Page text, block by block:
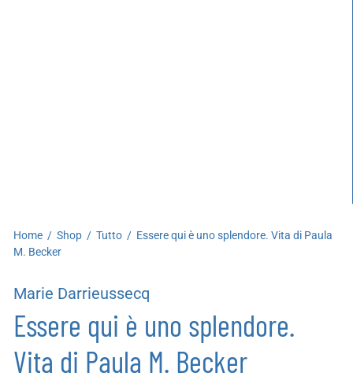
Home / Shop / Tutto / Essere qui è uno splendore. Vita di Paula
M. Becker
Marie Darrieussecq
Essere qui è uno splendore.
Vita di Paula M. Becker